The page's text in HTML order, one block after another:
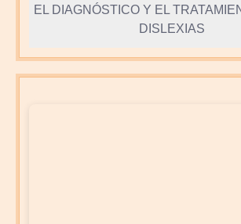
EL DIAGNÓSTICO Y EL
DISLEXIAS